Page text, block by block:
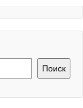
Поиск